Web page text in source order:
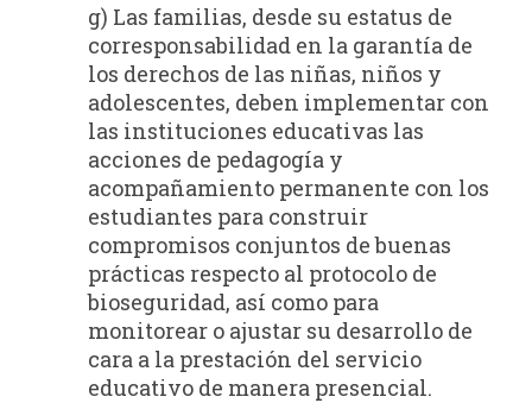
g) Las familias, desde su estatus de
corresponsabilidad en la garantía de
los derechos de las niñas, niños y
adolescentes, deben implementar con
las instituciones educativas las
acciones de pedagogía y
acompañamiento permanente con los
estudiantes para construir
compromisos conjuntos de buenas
prácticas respecto al protocolo de
bioseguridad, así como para
monitorear o ajustar su desarrollo de
cara a la prestación del servicio
educativo de manera presencial.